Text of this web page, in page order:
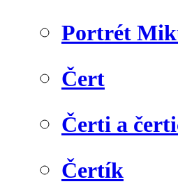
Portrét
Čert
Čerti a
Čertík